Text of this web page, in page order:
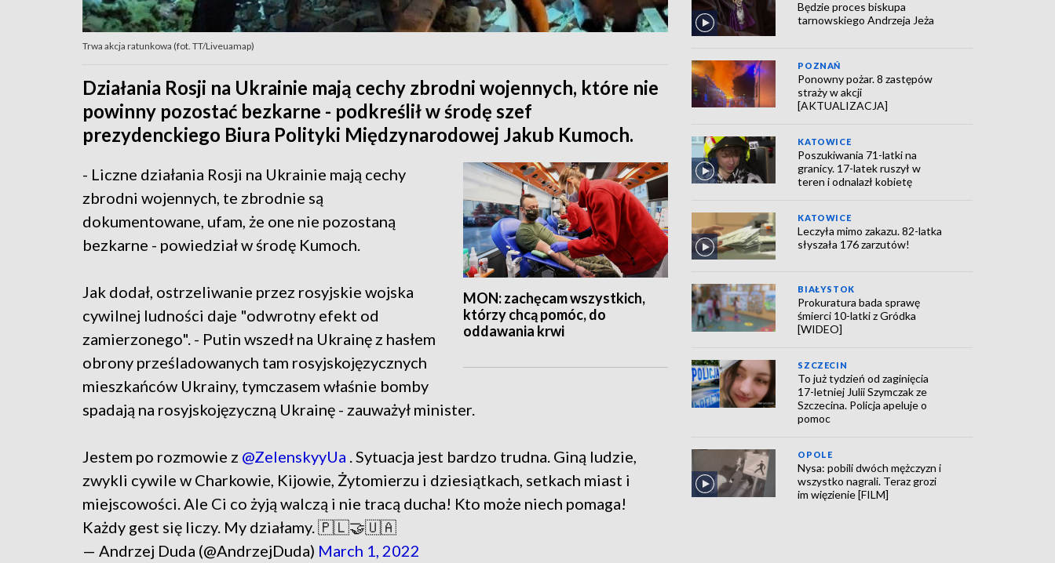
Trwa akcja ratunkowa (fot. TT/Liveuamap)
Działania Rosji na Ukrainie mają cechy zbrodni wojennych, które nie
powinny pozostać bezkarne - podkreślił w środę szef
prezydenckiego Biura Polityki Międzynarodowej Jakub Kumoch.
MON: zachęcam wszystkich,
którzy chcą pomóc, do
oddawania krwi
- Liczne działania Rosji na Ukrainie mają cechy
zbrodni wojennych, te zbrodnie są
dokumentowane, ufam, że one nie pozostaną
bezkarne - powiedział w środę Kumoch.
Jak dodał, ostrzeliwanie przez rosyjskie wojska
cywilnej ludności daje "odwrotny efekt od
zamierzonego". - Putin wszedł na Ukrainę z hasłem
obrony prześladowanych tam rosyjskojęzycznych
mieszkańców Ukrainy, tymczasem właśnie bomby
spadają na rosyjskojęzyczną Ukrainę - zauważył minister.
Jestem po rozmowie z @ZelenskyyUa . Sytuacja jest bardzo trudna. Giną ludzie,
zwykli cywile w Charkowie, Kijowie, Żytomierzu i dziesiątkach, setkach miast i
miejscowości. Ale Ci co żyją walczą i nie tracą ducha! Kto może niech pomaga!
Każdy gest się liczy. My działamy. 🇵🇱🤝🇺🇦
— Andrzej Duda (@AndrzejDuda) March 1, 2022
Będzie proces biskupa
tarnowskiego Andrzeja Jeża
POZNAŃ
Ponowny pożar. 8 zastępów
straży w akcji
[AKTUALIZACJA]
KATOWICE
Poszukiwania 71-latki na
granicy. 17-latek ruszył w
teren i odnalazł kobietę
KATOWICE
Leczyła mimo zakazu. 82-latka
słyszała 176 zarzutów!
BIAŁYSTOK
Prokuratura bada sprawę
śmierci 10-latki z Gródka
[WIDEO]
SZCZECIN
To już tydzień od zaginięcia
17-letniej Julii Szymczak ze
Szczecina. Policja apeluje o
pomoc
OPOLE
Nysa: pobili dwóch mężczyzn i
wszystko nagrali. Teraz grozi
im więzienie [FILM]